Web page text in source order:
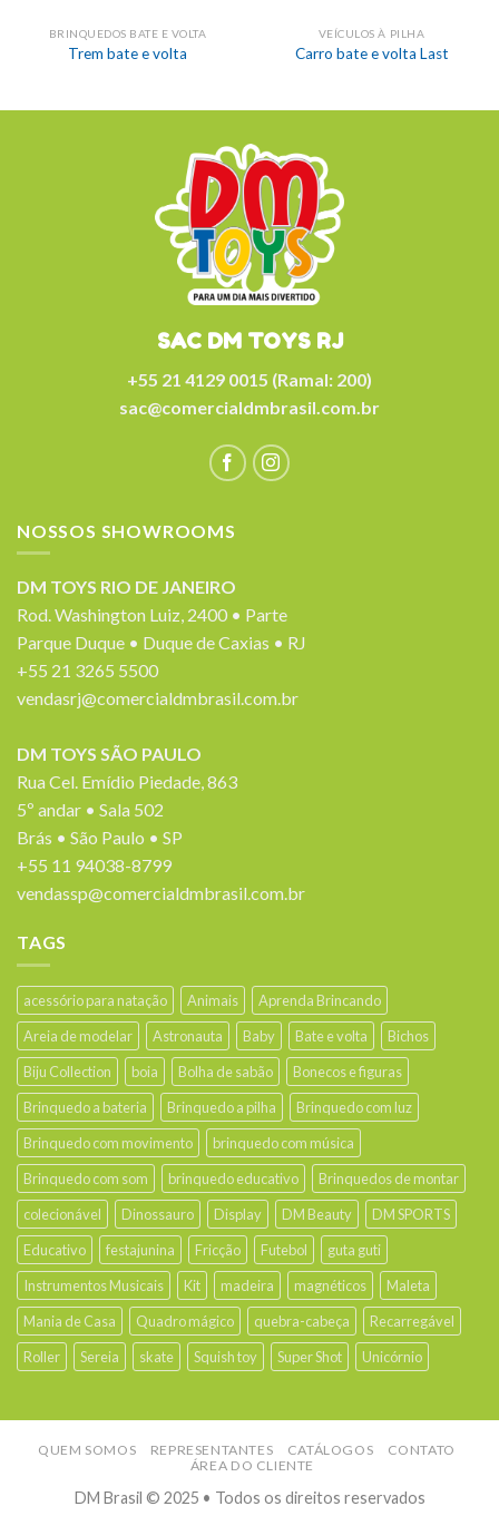
BRINQUEDOS BATE E VOLTA
Trem bate e volta
VEÍCULOS À PILHA
Carro bate e volta Last
SAC DM TOYS RJ
+55 21 4129 0015 (Ramal: 200)
sac@comercialdmbrasil.com.br
NOSSOS SHOWROOMS
DM TOYS RIO DE JANEIRO
Rod. Washington Luiz, 2400 • Parte
Parque Duque • Duque de Caxias • RJ
+55 21 3265 5500
vendasrj@comercialdmbrasil.com.br
DM TOYS SÃO PAULO
Rua Cel. Emídio Piedade, 863
5º andar • Sala 502
Brás • São Paulo • SP
+55 11 94038-8799
vendassp@comercialdmbrasil.com.br
TAGS
acessório para natação Animais
Aprenda Brincando
Areia de modelar
Astronauta Baby Bate e volta
Bichos
Biju Collection
boia Bolha de sabão
Bonecos e figuras
Brinquedo a bateria
Brinquedo a pilha
Brinquedo com luz
Brinquedo com movimento
brinquedo com música
Brinquedo com som
brinquedo educativo
Brinquedos de montar
colecionável
Dinossauro Display DM Beauty
DM SPORTS
Educativo
festajunina Fricção Futebol
guta guti
Instrumentos Musicais
Kit madeira magnéticos
Maleta
Mania de Casa
Quadro mágico quebra-cabeça
Recarregável
Roller
Sereia skate Squish toy Super Shot Unicórnio
QUEM SOMOS REPRESENTANTES CATÁLOGOS
CONTATO
ÁREA DO CLIENTE
DM Brasil © 2025 • Todos os direitos reservados